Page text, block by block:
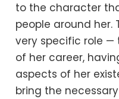
to the character
people around her.
very specific role
of her career,
aspects of her
bring the